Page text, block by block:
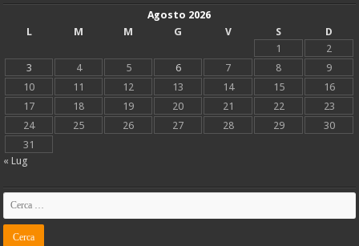
Agosto 2026
L
M M G V S
D
1
2
3
4 5 6 7 8
9
10
11 12 13 14 15
16
17
18 19 20 21 22
23
24
25 26 27 28 29
30
31
« Lug